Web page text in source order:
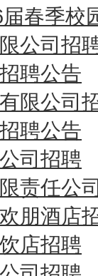
春季校
公司招
聘公告
限公司
聘公告
司招聘
责任公
朋酒店
店招聘